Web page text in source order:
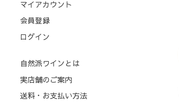
マイアカウント
会員登録
ログイン
自然派ワインとは
実店舗のご案内
送料・お支払い方法